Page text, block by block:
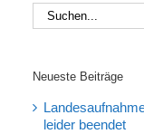
Suche
nach:
Neueste Beiträge
leider beendet